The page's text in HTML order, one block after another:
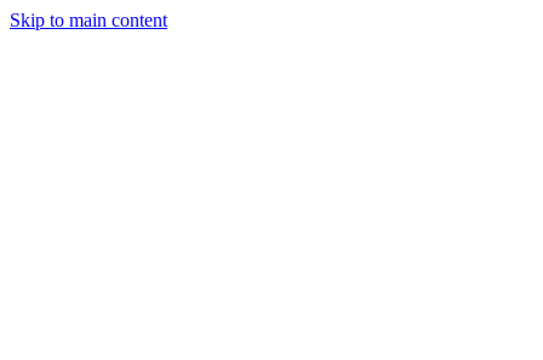
Skip to main content